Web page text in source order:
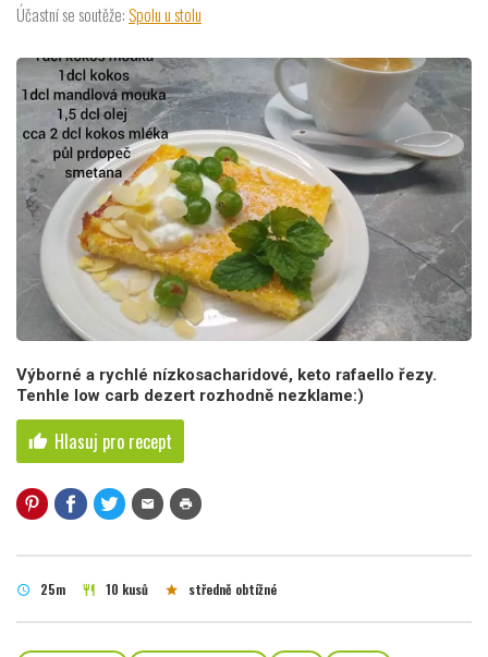
Účastní se soutěže:Spolu u stolu
Výborné a rychlé nízkosacharidové, keto rafaello řezy.
Tenhle low carb dezert rozhodně nezklame:)
thumb_up Hlasuj pro recept
mail print
schedule 25m restaurant 10 kusů star středně obtížné